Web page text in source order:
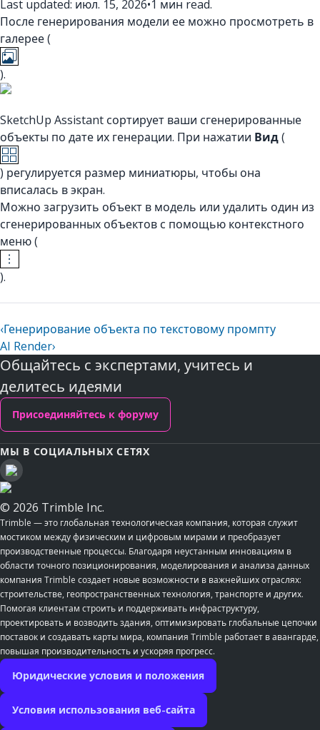
Last updated: июл. 15, 2026•1 мин read.
После генерирования модели ее можно просмотреть в
галерее (
).
SketchUp Assistant сортирует ваши сгенерированные
объекты по дате их генерации. При нажатии Вид(
) регулируется размер миниатюры, чтобы она
вписалась в экран.
Можно загрузить объект в модель или удалить один из
сгенерированных объектов с помощью контекстного
меню (
).
‹Генерирование объекта по текстовому промпту
AI Render›
Общайтесь с экспертами, учитесь и
делитесь идеями
Присоединяйтесь к форуму
МЫ В СОЦИАЛЬНЫХ СЕТЯХ
© 2026 Trimble Inc.
Trimble — это глобальная технологическая компания, которая служит
мостиком между физическим и цифровым мирами и преобразует
производственные процессы. Благодаря неустанным инновациям в
области точного позиционирования, моделирования и анализа данных
компания Trimble создает новые возможности в важнейших отраслях:
строительстве, геопространственных технология, транспорте и других.
Помогая клиентам строить и поддерживать инфраструктуру,
проектировать и возводить здания, оптимизировать глобальные цепочки
поставок и создавать карты мира, компания Trimble работает в авангарде,
повышая производительность и ускоряя прогресс.
Юридические условия и положения
Условия использования веб-сайта